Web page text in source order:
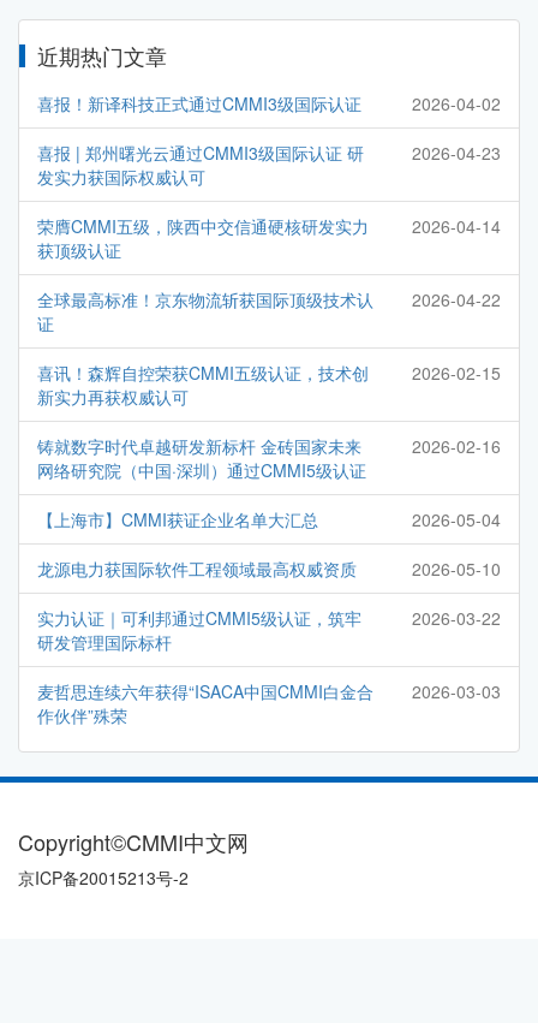
近期热门文章
喜报！新译科技正式通过CMMI3级国际认证 2026-04-02
喜报 | 郑州曙光云通过CMMI3级国际认证 研
发实力获国际权威认可
2026-04-23
荣膺CMMI五级，陕西中交信通硬核研发实力
获顶级认证
2026-04-14
全球最高标准！京东物流斩获国际顶级技术认
证
2026-04-22
喜讯！森辉自控荣获CMMI五级认证，技术创
新实力再获权威认可
2026-02-15
铸就数字时代卓越研发新标杆 金砖国家未来
网络研究院（中国·深圳）通过CMMI5级认证
2026-02-16
【上海市】CMMI获证企业名单大汇总 2026-05-04
龙源电力获国际软件工程领域最高权威资质 2026-05-10
实力认证｜可利邦通过CMMI5级认证，筑牢
研发管理国际标杆
2026-03-22
麦哲思连续六年获得“ISACA中国CMMI白金合
作伙伴”殊荣
2026-03-03
Copyright©CMMI中文网
京ICP备20015213号-2